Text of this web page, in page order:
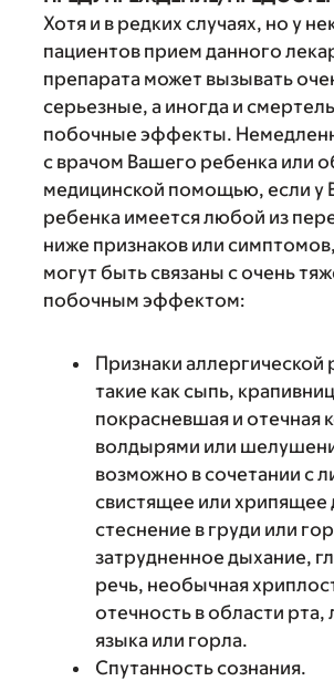
Хотя и в редких случаях, но у
пациентов прием данного
препарата может вызывать
серьезные, а иногда и
побочные эффекты.
с врачом Вашего ребенка или
медицинской помощью, если у
ребенка имеется любой из
ниже признаков или
могут быть связаны с очень
побочным эффектом:
Признаки аллергической
такие как сыпь,
покрасневшая и отечная
волдырями или
возможно в сочетании с
свистящее или хрипящее
стеснение в груди или
затрудненное дыхание,
речь, необычная
отечность в области рта,
языка или горла.
Спутанность сознания.